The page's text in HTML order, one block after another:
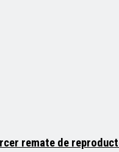
remate de